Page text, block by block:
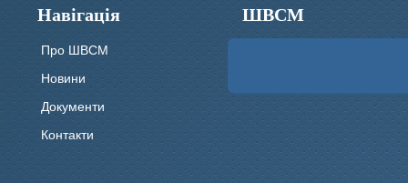
Навігація
Про ШВСМ
Новини
Документи
Контакти
ШВСМ